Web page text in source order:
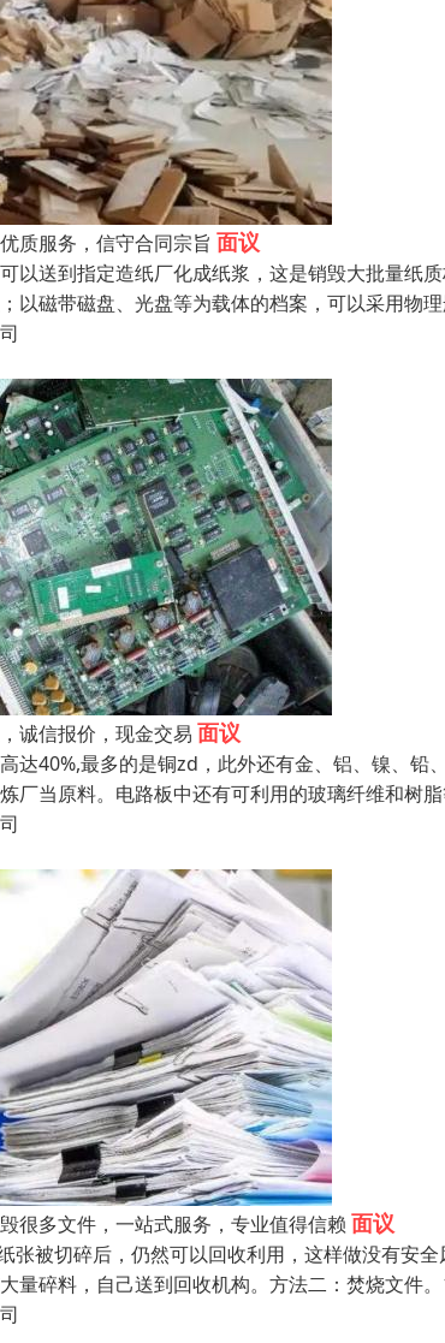
质服务，信守合同宗旨 面议
以送到指定造纸厂化成纸浆，这是销毁大批量纸
以磁带磁盘、光盘等为载体的档案，可以采用物
诚信报价，现金交易 面议
达40%,最多的是铜zd，此外还有金、铝、镍、
厂当原料。电路板中还有可利用的玻璃纤维和树
很多文件，一站式服务，专业值得信赖 面议
张被切碎后，仍然可以回收利用，这样做没有安
量碎料，自己送到回收机构。方法二：焚烧文件